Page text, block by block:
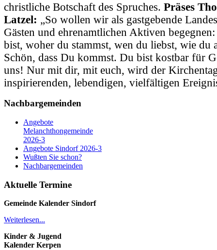
christliche Botschaft des Spruches. Präses
Latzel: „So wollen wir als gastgebende
Gästen und ehrenamtlichen Aktiven
bist, woher du stammst, wen du liebst, wie du
Schön, dass Du kommst. Du bist kostbar für
uns! Nur mit dir, mit euch, wird der
inspirierenden, lebendigen, vielfältigen
Nachbargemeinden
Angebote
Melanchthongemeinde
2026-3
Angebote Sindorf 2026-3
Wußten Sie schon?
Nachbargemeinden
Aktuelle Termine
Gemeinde Kalender Sindorf
Weiterlesen...
Kinder & Jugend
Kalender Kerpen